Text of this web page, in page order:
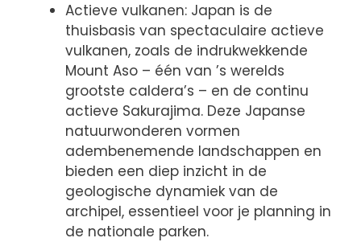
Actieve vulkanen: Japan is de
thuisbasis van spectaculaire actieve
vulkanen, zoals de indrukwekkende
Mount Aso – één van ’s werelds
grootste caldera’s – en de continu
actieve Sakurajima. Deze Japanse
natuurwonderen vormen
adembenemende landschappen en
bieden een diep inzicht in de
geologische dynamiek van de
archipel, essentieel voor je planning in
de nationale parken.